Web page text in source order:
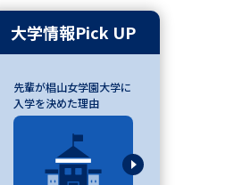
備校
大学情報Pick UP
先輩が椙山女学園大学に
入学を決めた理由